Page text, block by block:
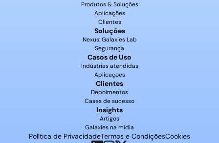
Produtos & Soluções
Aplicações
Clientes
Soluções
Nexus: Galaxies Lab
Segurança
Casos de Uso
Indústrias atendidas
Aplicações
Clientes
Depoimentos
Cases de sucesso
Insights
Artigos
Galaxies na mídia
Política de PrivacidadeTermos e CondiçõesCookies